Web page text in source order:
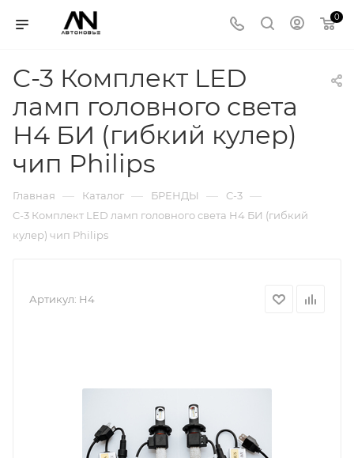
0
C-3 Комплект LED
ламп головного света
H4 БИ (гибкий кулер)
чип Philips
Главная — Каталог — БРЕНДЫ — C-3 —
C-3 Комплект LED ламп головного света H4 БИ (гибкий
кулер) чип Philips
Артикул: H4